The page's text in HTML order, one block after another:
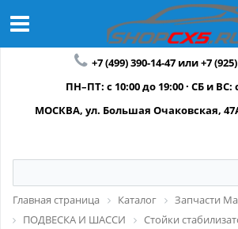
+7 (499) 390-14-47 или +7
ПН–ПТ: с 10:00 до 19:00 · СБ и ВС:
МОСКВА, ул. Большая Очаковская,
Главная страница Каталог
Запчасти
ПОДВЕСКА И ШАССИ
Стойки